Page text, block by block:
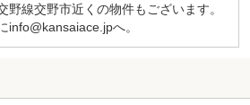
野線交野市近くの物件もございます。
info@kansaiace.jpへ。